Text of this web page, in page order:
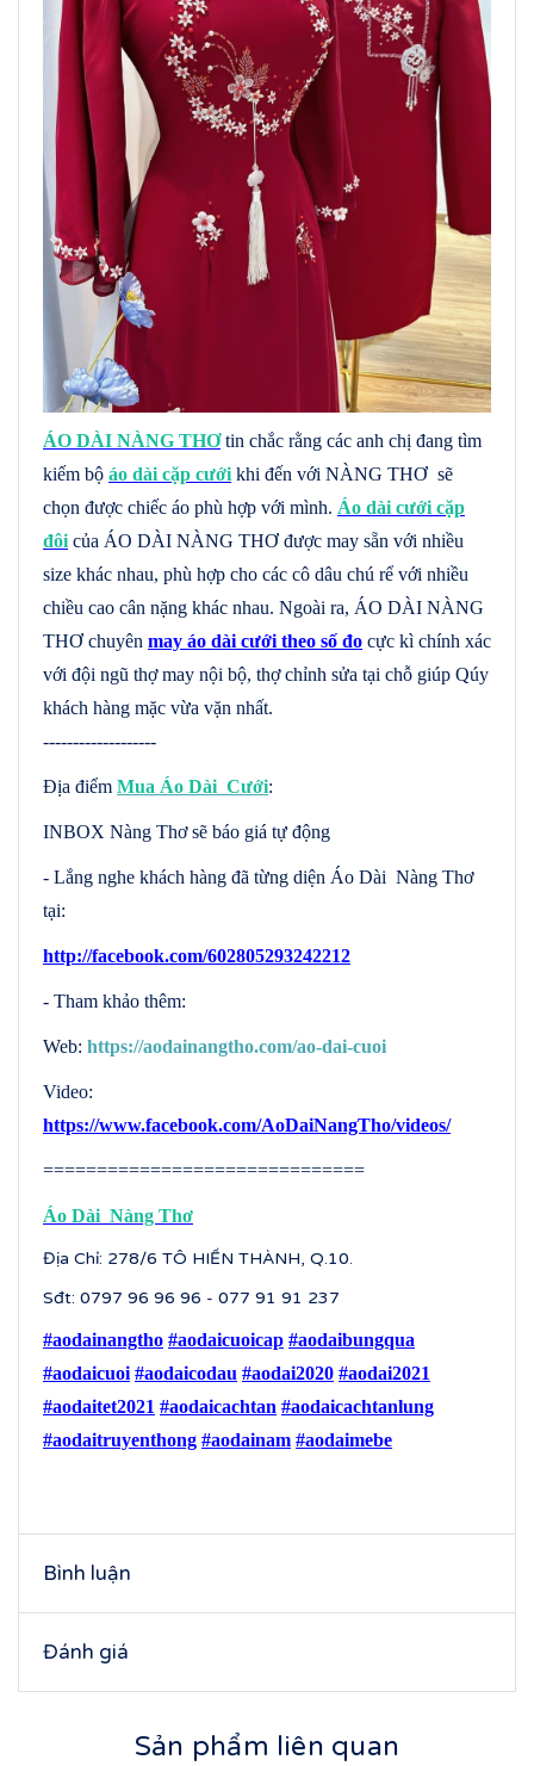
ÁO DÀI NÀNG THƠtin chắc rằng các anh chị đang tìm
kiếm bộ áo dài cặp cưới khi đến với NÀNG THƠ sẽ
chọn được chiếc áo phù hợp với mình. Áo dài cưới cặp
đôi của ÁO DÀI NÀNG THƠ được may sẵn với nhiều
size khác nhau, phù hợp cho các cô dâu chú rể với nhiều
chiều cao cân nặng khác nhau. Ngoài ra, ÁO DÀI NÀNG
THƠ chuyên may áo dài cưới theo số đo cực kì chính xác
với đội ngũ thợ may nội bộ, thợ chỉnh sửa tại chỗ giúp Qúy
khách hàng mặc vừa vặn nhất.
-------------------
Địa điểm Mua Áo Dài Cưới:
INBOX Nàng Thơ sẽ báo giá tự động
- Lắng nghe khách hàng đã từng diện Áo Dài Nàng Thơ
tại:
http://facebook.com/602805293242212
- Tham khảo thêm:
Web: https://aodainangtho.com/ao-dai-cuoi
Video:
https://www.facebook.com/AoDaiNangTho/videos/
==============================
Áo Dài Nàng Thơ
Địa Chỉ: 278/6 TÔ HIẾN THÀNH, Q.10.
Sđt: 0797 96 96 96 - 077 91 91 237
#aodainangtho #aodaicuoicap #aodaibungqua
#aodaicuoi #aodaicodau #aodai2020 #aodai2021
#aodaitet2021 #aodaicachtan #aodaicachtanlung
#aodaitruyenthong #aodainam #aodaimebe
Bình luận
Đánh giá
Sản phẩm liên quan